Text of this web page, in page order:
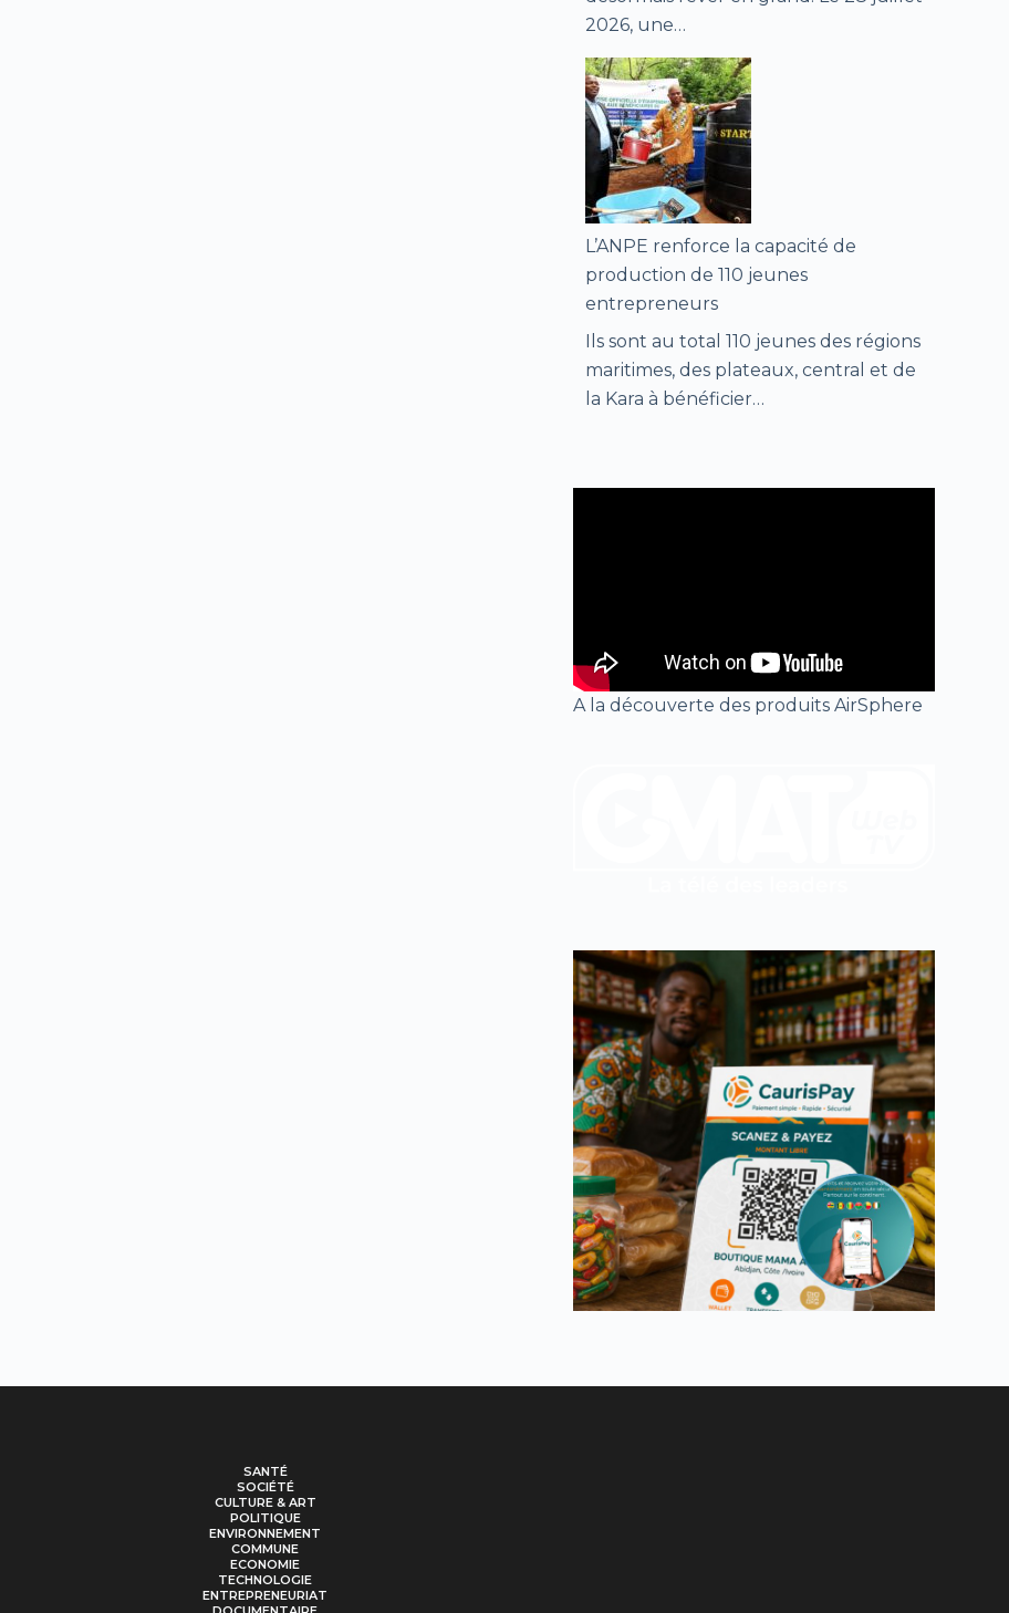
2026, une…
L’ANPE renforce la capacité de
production de 110 jeunes
entrepreneurs
Ils sont au total 110 jeunes des régions
maritimes, des plateaux, central et de
la Kara à bénéficier…
A la découverte des produits AirSphere
SANTÉ
SOCIÉTÉ
CULTURE & ART
POLITIQUE
ENVIRONNEMENT
COMMUNE
ECONOMIE
TECHNOLOGIE
ENTREPRENEURIAT